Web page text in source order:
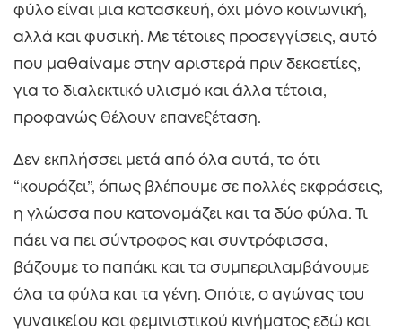
φύλο είναι μια κατασκευή, όχι μόνο κοινωνική,
αλλά και φυσική. Με τέτοιες προσεγγίσεις, αυτό
που μαθαίναμε στην αριστερά πριν δεκαετίες,
για το διαλεκτικό υλισμό και άλλα τέτοια,
προφανώς θέλουν επανεξέταση.
Δεν εκπλήσσει μετά από όλα αυτά, το ότι
“κουράζει”, όπως βλέπουμε σε πολλές εκφράσεις,
η γλώσσα που κατονομάζει και τα δύο φύλα. Τι
πάει να πει σύντροφος και συντρόφισσα,
βάζουμε το παπάκι και τα συμπεριλαμβάνουμε
όλα τα φύλα και τα γένη. Οπότε, ο αγώνας του
γυναικείου και φεμινιστικού κινήματος εδώ και